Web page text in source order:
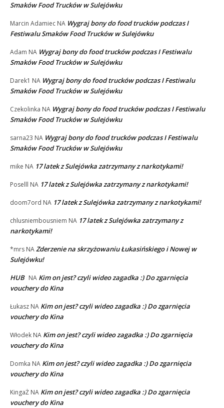
Smaków Food Trucków w Sulejówku
Marcin Adamiec NA Wygraj bony do food trucków podczas I
Festiwalu Smaków Food Trucków w Sulejówku
Adam NA Wygraj bony do food trucków podczas I Festiwalu
Smaków Food Trucków w Sulejówku
Darek1 NA Wygraj bony do food trucków podczas I Festiwalu
Smaków Food Trucków w Sulejówku
Czekolinka NA Wygraj bony do food trucków podczas I Festiwalu
Smaków Food Trucków w Sulejówku
sarna23 NA Wygraj bony do food trucków podczas I Festiwalu
Smaków Food Trucków w Sulejówku
mike NA 17 latek z Sulejówka zatrzymany z narkotykami!
Poselll NA 17 latek z Sulejówka zatrzymany z narkotykami!
doom7ord NA 17 latek z Sulejówka zatrzymany z narkotykami!
chlusniembousniem NA 17 latek z Sulejówka zatrzymany z
narkotykami!
*mrs NAZderzenie na skrzyżowaniu Łukasińskiego i Nowej w
Sulejówku!
HUB NA Kim on jest? czyli wideo zagadka :) Do zgarnięcia
vouchery do Kina
Łukasz NA Kim on jest? czyli wideo zagadka :) Do zgarnięcia
vouchery do Kina
Włodek NA Kim on jest? czyli wideo zagadka :) Do zgarnięcia
vouchery do Kina
Domka NA Kim on jest? czyli wideo zagadka :) Do zgarnięcia
vouchery do Kina
KingaŻ NA Kim on jest? czyli wideo zagadka :) Do zgarnięcia
vouchery do Kina